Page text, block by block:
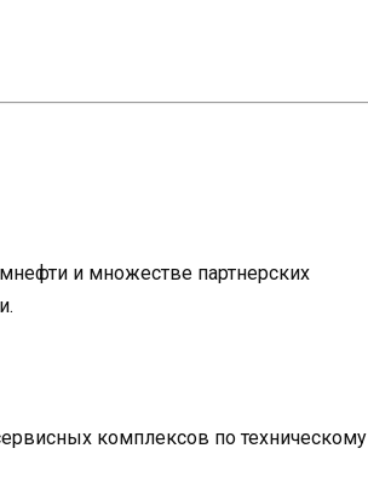
и множестве партнерских
комплексов по техническому